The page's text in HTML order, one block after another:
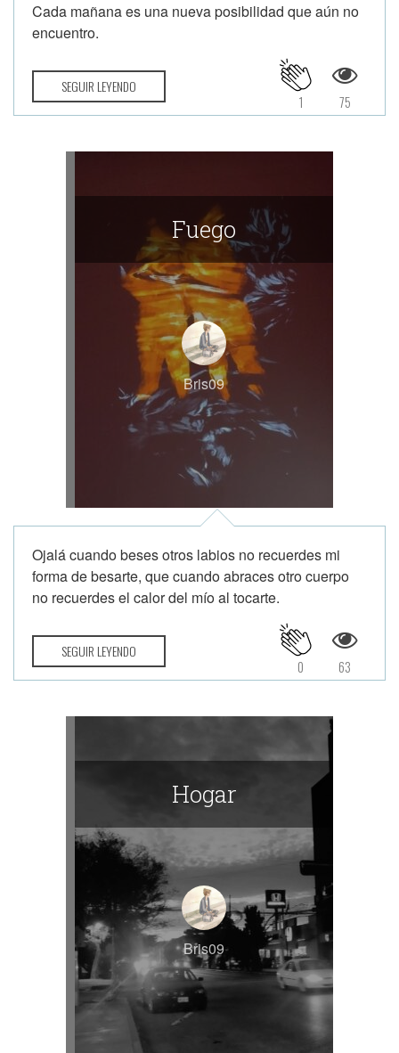
Cada mañana es una nueva posibilidad que aún no
encuentro.
SEGUIR LEYENDO
75
1
Fuego
Bris09
Ojalá cuando beses otros labios no recuerdes mi
forma de besarte, que cuando abraces otro cuerpo
no recuerdes el calor del mío al tocarte.
SEGUIR LEYENDO
63
0
Hogar
Bris09